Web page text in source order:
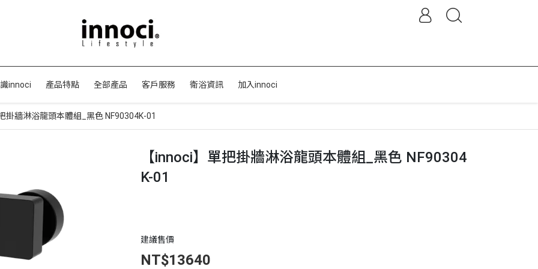
innoci 產品特點 全部產品 客戶服務 衛浴資訊 加入innoci
掛牆淋浴龍頭本體組_黑色 NF90304K-01
【innoci】單把掛牆淋浴龍頭本體組_黑色 NF90304
K-01
建議售價
NT$13640